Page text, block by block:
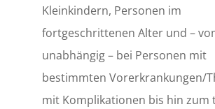
Kleinkindern, Personen im
fortgeschrittenen Alter und –
unabhängig – bei Personen mit
bestimmten Vorerkrankungen/
mit Komplikationen bis hin zum